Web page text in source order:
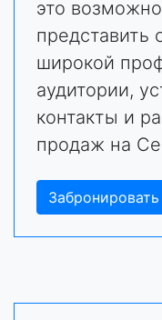
это
представить
широкой
аудитории,
контакты и
продаж на